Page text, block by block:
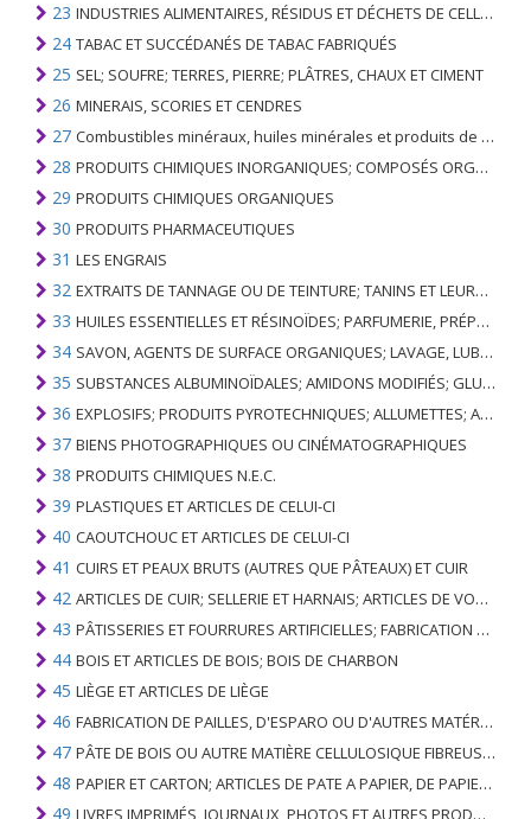
23 INDUSTRIES ALIMENTAIRES, RÉSIDUS ET DÉCHETS DE CELLES-CI; FOURRAGE ANIMAL PRÉPARÉ
24 TABAC ET SUCCÉDANÉS DE TABAC FABRIQUÉS
25 SEL; SOUFRE; TERRES, PIERRE; PLÂTRES, CHAUX ET CIMENT
26 MINERAIS, SCORIES ET CENDRES
27 Combustibles minéraux, huiles minérales et produits de leur distillation; SUBSTANCES BITUMINEUSES; CIRES MINÉRALES
28 PRODUITS CHIMIQUES INORGANIQUES; COMPOSÉS ORGANIQUES ET INORGANIQUES DE MÉTAUX PRÉCIEUX; DE MÉTAUX DES TERRES RARES, D'ÉLÉMENTS RADIOACTIFS ET D'ISOTOPES
29 PRODUITS CHIMIQUES ORGANIQUES
30 PRODUITS PHARMACEUTIQUES
31 LES ENGRAIS
32 EXTRAITS DE TANNAGE OU DE TEINTURE; TANINS ET LEURS DERIVES; COLORANTS, PIGMENTS ET AUTRES MATIERES COLORANTES; PEINTURES, VERNIS; MASTIC, AUTRES MASTIQUES; ENCRES
33 HUILES ESSENTIELLES ET RÉSINOÏDES; PARFUMERIE, PRÉPARATIONS COSMÉTIQUES OU DE TOILETTE
34 SAVON, AGENTS DE SURFACE ORGANIQUES; LAVAGE, LUBRIFICATION, POLISSAGE OU PRÉPARATION À L'ÉPURATION; CIRES ARTIFICIELLES OU PRÉPARÉES, BOUGIES ET ARTICLES SIMILAIRES, PÂTES À MODÉLISER, CIRES DENTAIRES ET PRÉPARATIONS DENTAIRES À BASE DE PLÂTRE
35 SUBSTANCES ALBUMINOÏDALES; AMIDONS MODIFIÉS; GLUES; ENZYMES
36 EXPLOSIFS; PRODUITS PYROTECHNIQUES; ALLUMETTES; ALLIAGES PYROPHORIQUES; CERTAINES PRÉPARATIONS COMBUSTIBLES
37 BIENS PHOTOGRAPHIQUES OU CINÉMATOGRAPHIQUES
38 PRODUITS CHIMIQUES N.E.C.
39 PLASTIQUES ET ARTICLES DE CELUI-CI
40 CAOUTCHOUC ET ARTICLES DE CELUI-CI
41 CUIRS ET PEAUX BRUTS (AUTRES QUE PÂTEAUX) ET CUIR
42 ARTICLES DE CUIR; SELLERIE ET ​​HARNAIS; ARTICLES DE VOYAGE, SACS À MAIN ET RÉCIPIENTS ANALOGUES; ARTICLES DE GUT ANIMAL (AUTRE QUE GUT DE SOIE-VERT)
43 PÂTISSERIES ET FOURRURES ARTIFICIELLES; FABRICATION DE CELLES-CI
44 BOIS ET ARTICLES DE BOIS; BOIS DE CHARBON
45 LIÈGE ET ARTICLES DE LIÈGE
46 FABRICATION DE PAILLES, D'ESPARO OU D'AUTRES MATÉRIAUX DE COULÉE; BASKETWARE ET WICKERWORK
47 PÂTE DE BOIS OU AUTRE MATIÈRE CELLULOSIQUE FIBREUSE; PAPIER OU CARTON RÉCUPÉRÉ (DÉCHETS ET DÉCHETS)
48 PAPIER ET CARTON; ARTICLES DE PATE A PAPIER, DE PAPIER OU DE CARTON
49 LIVRES IMPRIMÉS, JOURNAUX, PHOTOS ET AUTRES PRODUITS DE L'INDUSTRIE DE L'IMPRIMERIE; MANUSCRITS, TYPESCRIPTS ET PLANS